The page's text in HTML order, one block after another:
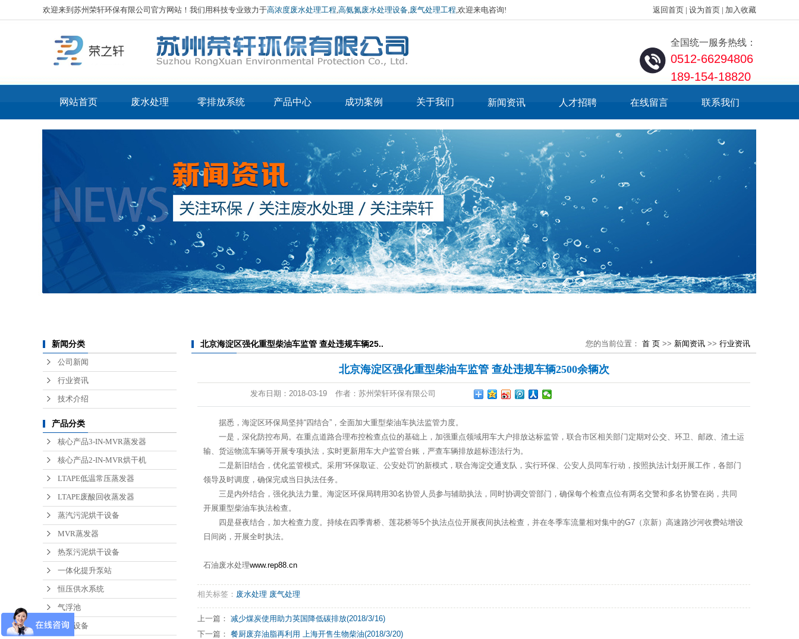
欢迎来到苏州荣轩环保有限公司官方网站！我们用科技专业致力于高浓度废水处理工程,高氨氮废水处理设备,废气处理工程,欢迎来电咨询! 返回首页 | 设为首页 | 加入收藏
全国统一服务热线：
0512-66294806
189-154-18820
网站首页 废水处理
工业废水处理
电镀废水处理
表面处理废水处理
光伏废水处理
线路板废水处理
机械加工废水处理
锂电池废水处理
零排放系统 产品中心
核心产品3-IN-MVR蒸
核心产品2-IN-MVR烘
干机
LTAPE低温常压蒸发器
LTAPE废酸回收蒸发器
蒸汽污泥烘干设备
MVR蒸发器
热泵污泥烘干设备
一体化提升泵站
废气设备
成功案例 关于我们
公司简介
企业文化
厂房环境
荣誉资质
新闻资讯
公司新闻
行业资讯
技术介绍
人才招聘 在线留言 联系我们
新闻分类
公司新闻
行业资讯
技术介绍
产品分类
核心产品3-IN-MVR蒸发器
核心产品2-IN-MVR烘干机
LTAPE低温常压蒸发器
LTAPE废酸回收蒸发器
蒸汽污泥烘干设备
MVR蒸发器
热泵污泥烘干设备
一体化提升泵站
恒压供水系统
气浮池
废气设备
北京海淀区强化重型柴油车监管 查处违规车辆25.. 您的当前位置： 首 页 >> 新闻资讯 >> 行业资讯
北京海淀区强化重型柴油车监管 查处违规车辆2500余辆次
发布日期： 2018-03-19 作者： 苏州荣轩环保有限公司
据悉，海淀区环保局坚持“四结合”，全面加大重型柴油车执法监管力度。
一是，深化防控布局。在重点道路合理布控检查点位的基础上，加强重点领域用车大户排放达标监管，联合市区相关部门定期对公交、环卫、邮政、渣土运
输、货运物流车辆等开展专项执法，实时更新用车大户监管台账，严查车辆排放超标违法行为。
二是新旧结合，优化监管模式。采用“环保取证、公安处罚”的新模式，联合海淀交通支队，实行环保、公安人员同车行动，按照执法计划开展工作，各部门
领导及时调度，确保完成当日执法任务。
三是内外结合，强化执法力量。海淀区环保局聘用30名协管人员参与辅助执法，同时协调交管部门，确保每个检查点位有两名交警和多名协警在岗，共同
开展重型柴油车执法检查。
四是昼夜结合，加大检查力度。持续在四季青桥、莲花桥等5个执法点位开展夜间执法检查，并在冬季车流量相对集中的G7（京新）高速路沙河收费站增设
日间岗，开展全时执法。
石油废水处理www.rep88.cn
相关标签： 废水处理 废气处理
上一篇： 减少煤炭使用助力英国降低碳排放(2018/3/16)
下一篇： 餐厨废弃油脂再利用 上海开售生物柴油(2018/3/20)